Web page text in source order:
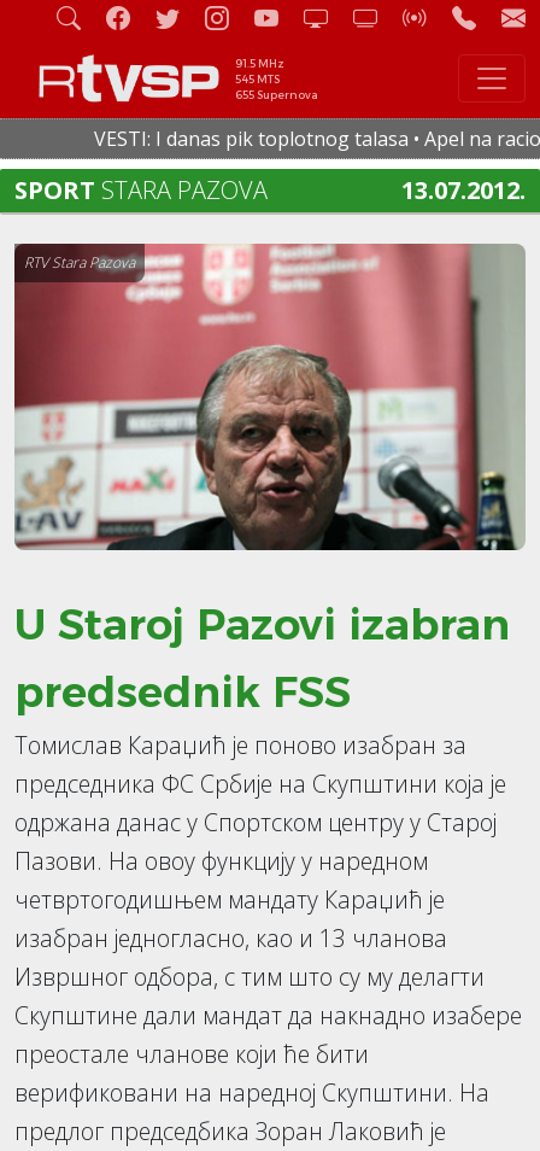
91.5 MHz
545 MTS
655 Supernova
VESTI: I danas pik toplotnog talasa • Apel na
SPORT STARA PAZOVA 13.07.2012.
RTV Stara Pazova
U Staroj Pazovi izabran
predsednik FSS
Томислав Караџић је поново изабран за
председника ФС Србије на Скупштини која је
одржана данас у Спортском центру у Старој
Пазови. На овоу функцију у наредном
четвртогодишњем мандату Караџић је
изабран једногласно, као и 13 чланова
Извршног одбора, с тим што су му делагти
Скупштине дали мандат да накнадно изабере
преостале чланове који ће бити
верификовани на наредној Скупштини. На
предлог председбика Зоран Лаковић је